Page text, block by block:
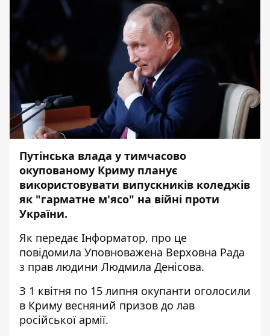
Путінська влада у тимчасово
окупованому Криму планує
використовувати випускників коледжів
як "гарматне м'ясо" на війні проти
України.
Як передає Інформатор, про це
повідомила Уповноважена Верховна Рада
з прав людини Людмила Денісова.
З 1 квітня по 15 липня окупанти оголосили
в Криму весняний призов до лав
російської армії.